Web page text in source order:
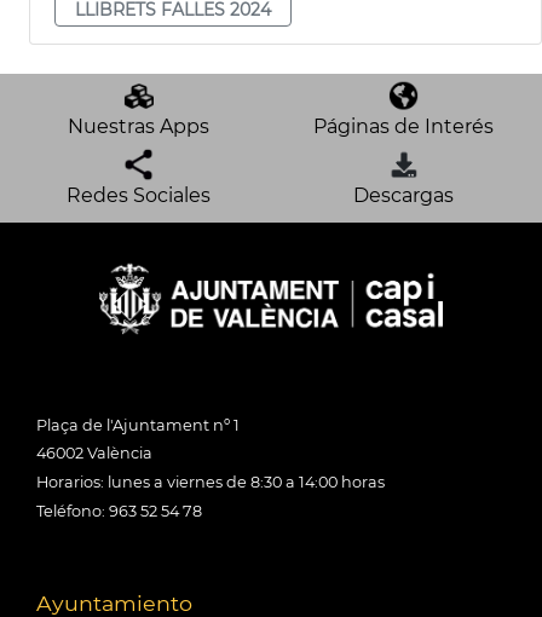
LLIBRETS FALLES 2024
Nuestras Apps Páginas de Interés
Redes Sociales Descargas
Plaça de l'Ajuntament nº 1
46002 València
Horarios: lunes a viernes de 8:30 a 14:00 horas
Teléfono: 963 52 54 78
Ayuntamiento